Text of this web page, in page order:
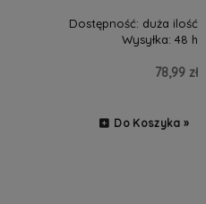
Dostępność: duża ilość
Wysyłka: 48 h
78,99 zł
Do Koszyka »